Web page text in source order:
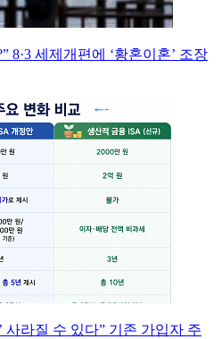
8·3 세제개편에 ‘황혼이혼’ 조장
사라질 수 있다” 기존 가입자 주